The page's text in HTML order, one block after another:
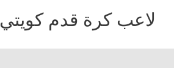
لاعب كرة قدم كويتي